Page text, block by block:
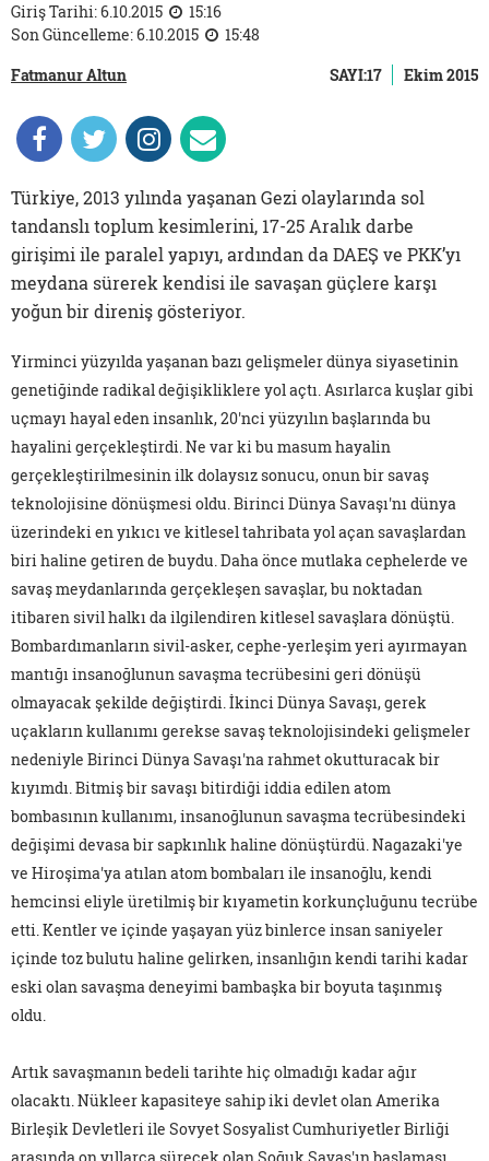
Giriş Tarihi: 6.10.2015
15:16
Son Güncelleme: 6.10.2015
15:48
Fatmanur Altun
SAYI:17 Ekim 2015
Türkiye, 2013 yılında yaşanan Gezi olaylarında sol
tandanslı toplum kesimlerini, 17-25 Aralık darbe
girişimi ile paralel yapıyı, ardından da DAEŞ ve PKK’yı
meydana sürerek kendisi ile savaşan güçlere karşı
yoğun bir direniş gösteriyor.
Yirminci yüzyılda yaşanan bazı gelişmeler dünya siyasetinin
genetiğinde radikal değişikliklere yol açtı. Asırlarca kuşlar gibi
uçmayı hayal eden insanlık, 20'nci yüzyılın başlarında bu
hayalini gerçekleştirdi. Ne var ki bu masum hayalin
gerçekleştirilmesinin ilk dolaysız sonucu, onun bir savaş
teknolojisine dönüşmesi oldu. Birinci Dünya Savaşı'nı dünya
üzerindeki en yıkıcı ve kitlesel tahribata yol açan savaşlardan
biri haline getiren de buydu. Daha önce mutlaka cephelerde ve
savaş meydanlarında gerçekleşen savaşlar, bu noktadan
itibaren sivil halkı da ilgilendiren kitlesel savaşlara dönüştü.
Bombardımanların sivil-asker, cephe-yerleşim yeri ayırmayan
mantığı insanoğlunun savaşma tecrübesini geri dönüşü
olmayacak şekilde değiştirdi. İkinci Dünya Savaşı, gerek
uçakların kullanımı gerekse savaş teknolojisindeki gelişmeler
nedeniyle Birinci Dünya Savaşı'na rahmet okutturacak bir
kıyımdı. Bitmiş bir savaşı bitirdiği iddia edilen atom
bombasının kullanımı, insanoğlunun savaşma tecrübesindeki
değişimi devasa bir sapkınlık haline dönüştürdü. Nagazaki'ye
ve Hiroşima'ya atılan atom bombaları ile insanoğlu, kendi
hemcinsi eliyle üretilmiş bir kıyametin korkunçluğunu tecrübe
etti. Kentler ve içinde yaşayan yüz binlerce insan saniyeler
içinde toz bulutu haline gelirken, insanlığın kendi tarihi kadar
eski olan savaşma deneyimi bambaşka bir boyuta taşınmış
oldu.
Artık savaşmanın bedeli tarihte hiç olmadığı kadar ağır
olacaktı. Nükleer kapasiteye sahip iki devlet olan Amerika
Birleşik Devletleri ile Sovyet Sosyalist Cumhuriyetler Birliği